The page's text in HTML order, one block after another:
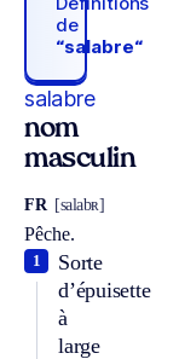
de
“salabre“
salabre
nom
masculin
FR [salabʀ]
Pêche.
Sorte
d’épuisette
à
large
1